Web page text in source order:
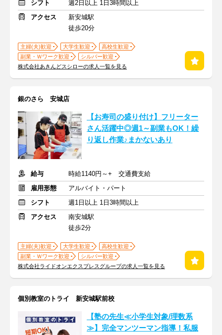
シフト
週2日以上 1日3時間以上
アクセス
新安城駅
徒歩20分
主婦(夫)歓迎 大学生歓迎
高校生歓迎
副業・Ｗワーク歓迎
シルバー歓迎
株式会社あきんどスシローの求人一覧を見る
銀のさら 安城店
【お寿司の盛り付け】フリーター
さん活躍中◎週1～副業もOK！繰
り返し作業♪まかないあり
給与
時給1140円～+ 交通費支給
雇用形態
アルバイト・パート
シフト
週1日以上 1日3時間以上
アクセス
南安城駅
徒歩2分
主婦(夫)歓迎 大学生歓迎
高校生歓迎
副業・Ｗワーク歓迎
シルバー歓迎
株式会社ライドオンエクスプレスグループの求人一覧を見る
個別教室のトライ 新安城駅前校
【塾の先生≪小学生対象/理数系
≫】完全マンツーマン指導！私服